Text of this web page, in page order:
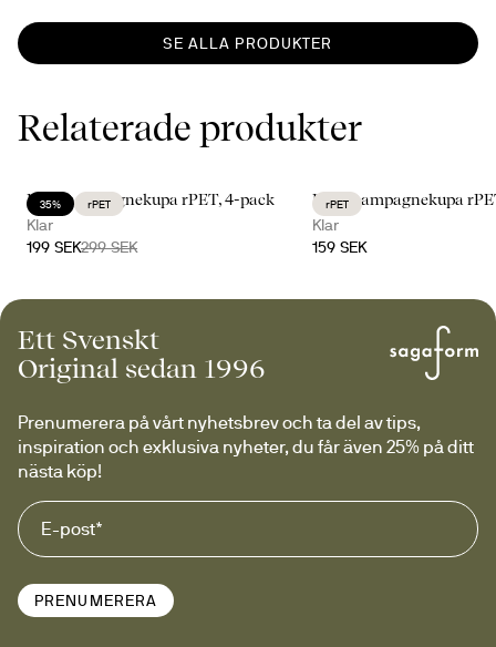
SE ALLA PRODUKTER
Relaterade produkter
35% rPET
Billi champagnekupa rPET, 4-pack
Klar
199 SEK299 SEK
rPET
Billi champagnekupa
Klar
159 SEK
Ett Svenskt
Original sedan 1996
Prenumerera på vårt nyhetsbrev och ta del av tips,
inspiration och exklusiva nyheter, du får även 25% på ditt
nästa köp!
PRENUMERERA